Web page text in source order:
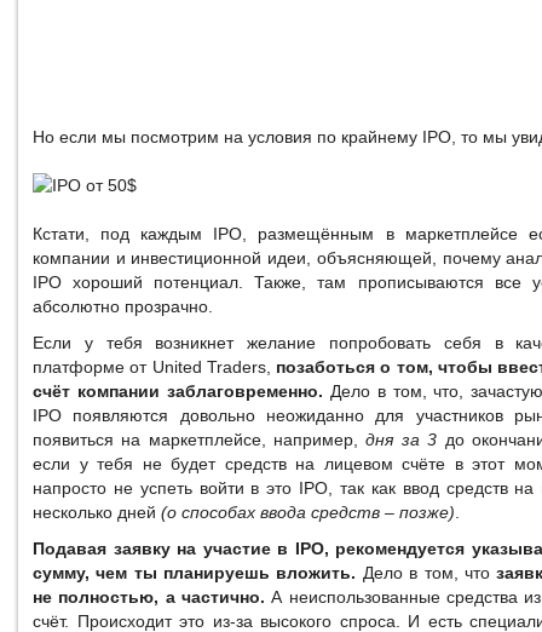
Но если мы посмотрим на условия по крайнему IPO, то мы
Кстати, под каждым IPO, размещённым в маркетплейсе
компании и инвестиционной идеи, объясняющей, почему
IPO хороший потенциал. Также, там прописываются все
абсолютно прозрачно.
Если у тебя возникнет желание попробовать себя в
платформе от United Traders, позаботься о том, чтобы
счёт компании заблаговременно. Дело в том, что,
IPO появляются довольно неожиданно для участников
появиться на маркетплейсе, например,дня за 3 до
если у тебя не будет средств на лицевом счёте в этот
напросто не успеть войти в это IPO, так как ввод средств
несколько дней (о способах ввода средств – позже)
Подавая заявку на участие в IPO, рекомендуется
сумму, чем ты планируешь вложить. Дело в том, что
не полностью, а частично. А неиспользованные средства
счёт. Происходит это из-за высокого спроса. И есть